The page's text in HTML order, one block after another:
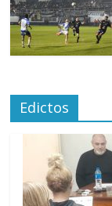
Edictos